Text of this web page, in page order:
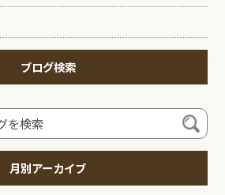
ブログ検索
月別アーカイブ